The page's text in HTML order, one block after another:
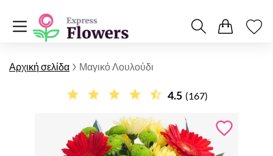
Αρχική σελίδα Μαγικό Λουλούδι
4.5 (167)